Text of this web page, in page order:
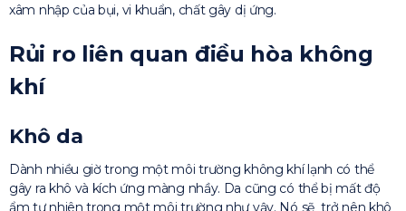
xâm nhập của bụi, vi khuẩn, chất gây dị ứng.
Rủi ro liên quan điều hòa không
khí
Khô da
Dành nhiều giờ trong một môi trường không khí lạnh có thể
gây ra khô và kích ứng màng nhầy. Da cũng có thể bị mất độ
ẩm tự nhiên trong một môi trường như vậy. Nó sẽ trở nên khô